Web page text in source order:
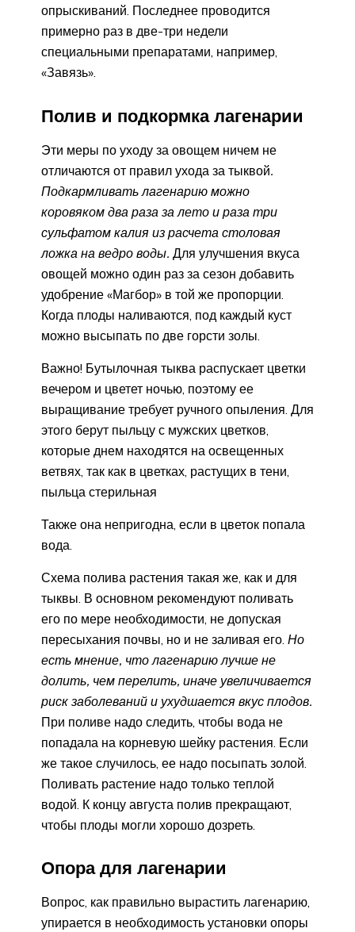
опрыскиваний. Последнее проводится
примерно раз в две-три недели
специальными препаратами, например,
«Завязь».
Полив и подкормка лагенарии
Эти меры по уходу за овощем ничем не
отличаются от правил ухода за тыквой.
Подкармливать лагенарию можно
коровяком два раза за лето и раза три
сульфатом калия из расчета столовая
ложка на ведро воды. Для улучшения вкуса
овощей можно один раз за сезон добавить
удобрение «Магбор» в той же пропорции.
Когда плоды наливаются, под каждый куст
можно высыпать по две горсти золы.
Важно! Бутылочная тыква распускает цветки
вечером и цветет ночью, поэтому ее
выращивание требует ручного опыления. Для
этого берут пыльцу с мужских цветков,
которые днем находятся на освещенных
ветвях, так как в цветках, растущих в тени,
пыльца стерильная
Также она непригодна, если в цветок попала
вода.
Схема полива растения такая же, как и для
тыквы. В основном рекомендуют поливать
его по мере необходимости, не допуская
пересыхания почвы, но и не заливая его. Но
есть мнение, что лагенарию лучше не
долить, чем перелить, иначе увеличивается
риск заболеваний и ухудшается вкус плодов.
При поливе надо следить, чтобы вода не
попадала на корневую шейку растения. Если
же такое случилось, ее надо посыпать золой.
Поливать растение надо только теплой
водой. К концу августа полив прекращают,
чтобы плоды могли хорошо дозреть.
Опора для лагенарии
Вопрос, как правильно вырастить лагенарию,
упирается в необходимость установки опоры